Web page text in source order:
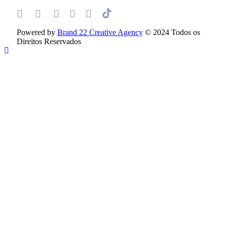
Powered by Brand 22 Creative Agency © 2024 Todos os
Direitos Reservados